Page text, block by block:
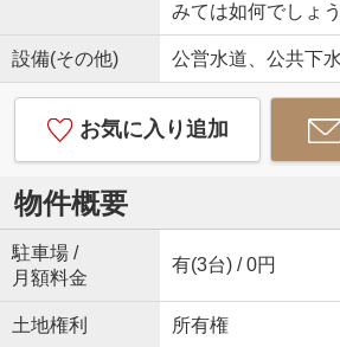
みては如何でしょ
設備(その他) 公営水道、公共下
お気に入り追加
物件概要
駐車場 /
月額料金
有(3台) / 0円
土地権利 所有権